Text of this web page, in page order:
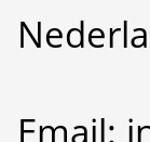
Email: